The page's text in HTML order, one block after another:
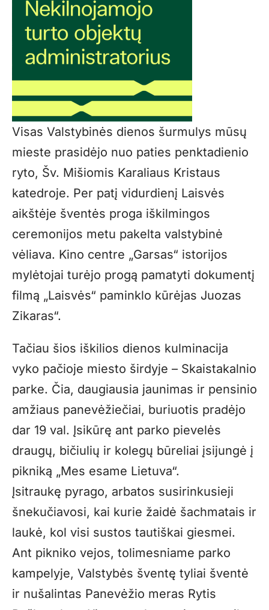
Visas Valstybinės dienos šurmulys mūsų
mieste prasidėjo nuo paties penktadienio
ryto, Šv. Mišiomis Karaliaus Kristaus
katedroje. Per patį vidurdienį Laisvės
aikštėje šventės proga iškilmingos
ceremonijos metu pakelta valstybinė
vėliava. Kino centre „Garsas“ istorijos
mylėtojai turėjo progą pamatyti dokumentį
filmą „Laisvės“ paminklo kūrėjas Juozas
Zikaras“.
Tačiau šios iškilios dienos kulminacija
vyko pačioje miesto širdyje – Skaistakalnio
parke. Čia, daugiausia jaunimas ir pensinio
amžiaus panevėžiečiai, buriuotis pradėjo
dar 19 val. Įsikūrę ant parko pievelės
draugų, bičiulių ir kolegų būreliai įsijungė į
pikniką „Mes esame Lietuva“.
Įsitraukę pyrago, arbatos susirinkusieji
šnekučiavosi, kai kurie žaidė šachmatais ir
laukė, kol visi sustos tautiškai giesmei.
Ant pikniko vejos, tolimesniame parko
kampelyje, Valstybės šventę tyliai šventė
ir nušalintas Panevėžio meras Rytis